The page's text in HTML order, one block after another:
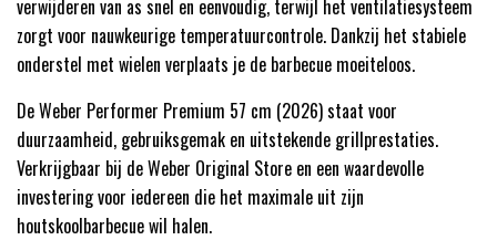
verwijderen van as snel en eenvoudig, terwijl het ventilatiesysteem
zorgt voor nauwkeurige temperatuurcontrole. Dankzij het stabiele
onderstel met wielen verplaats je de barbecue moeiteloos.
De Weber Performer Premium 57 cm (2026) staat voor
duurzaamheid, gebruiksgemak en uitstekende grillprestaties.
Verkrijgbaar bij de Weber Original Store en een waardevolle
investering voor iedereen die het maximale uit zijn
houtskoolbarbecue wil halen.